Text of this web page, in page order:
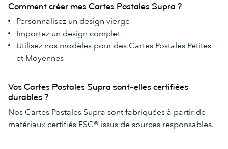
Comment créer mes Cartes Postales Supra ?
Personnalisez un design vierge
Importez un design complet
Utilisez nos modèles pour des Cartes Postales Petites
et Moyennes
Vos Cartes Postales Supra sont-elles certifiées
durables ?
Nos Cartes Postales Supra sont fabriquées à partir de
matériaux certifiés FSC® issus de sources responsables.